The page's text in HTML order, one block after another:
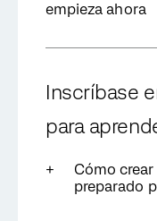
empieza ahora
Inscríbase
para
Cómo
preparado